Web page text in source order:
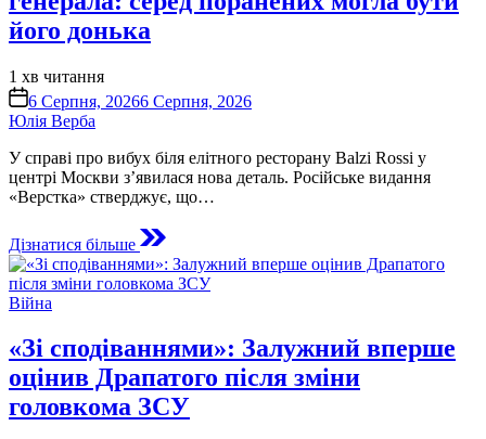
його донька
Орієнтовний
час
читання
1 хв читання
on6 Серпня, 20266 Серпня, 2026
Юлія Верба
У справі про вибух біля елітного ресторану Balzi Rossi у
центрі Москви з’явилася нова деталь. Російське видання
«Верстка» стверджує, що…
Дізнатися більше
Опублікувати
Війна
«Зі сподіваннями»: Залужний вперше
оцінив Драпатого після зміни
головкома ЗСУ